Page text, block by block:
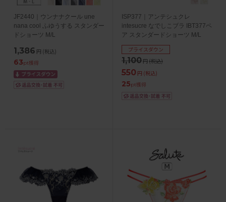
JF2440｜ウンナナクール une
nana cool ふゆうする スタンダー
ドショーツ M/L
1,386 円 (税込)
63pt獲得
ISP377｜アンテシュクレ
intesucre なでしこブラ IBT377ペ
ア スタンダードショーツ M/L
1,100円(税込)
プライスダウン
550 円 (税込)
25pt獲得